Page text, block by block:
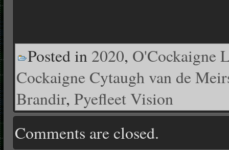
Posted in 2020, O'Cockaigne
Cockaigne Cytaugh van de
Brandir, Pyefleet Vision
Comments are closed.